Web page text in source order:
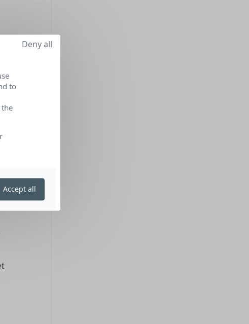
to
Deny all
Accept all